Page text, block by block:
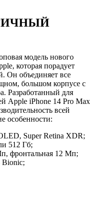
модель нового
которая порадует
Он объединяет все
большом корпусе с
Разработанный для
Apple iPhone 14 Pro Max
всей
особенности:
Super Retina XDR;
512 Гб;
фронтальная 12 Мп;
Bionic;